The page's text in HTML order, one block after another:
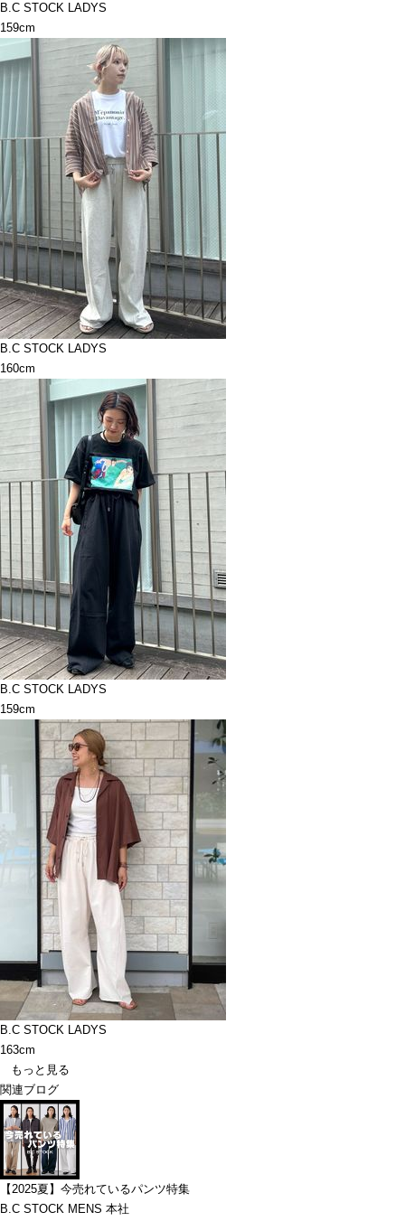
B.C STOCK LADYS
159cm
B.C STOCK LADYS
160cm
B.C STOCK LADYS
159cm
B.C STOCK LADYS
163cm
もっと見る
関連ブログ
【2025夏】今売れているパンツ特集
B.C STOCK MENS 本社